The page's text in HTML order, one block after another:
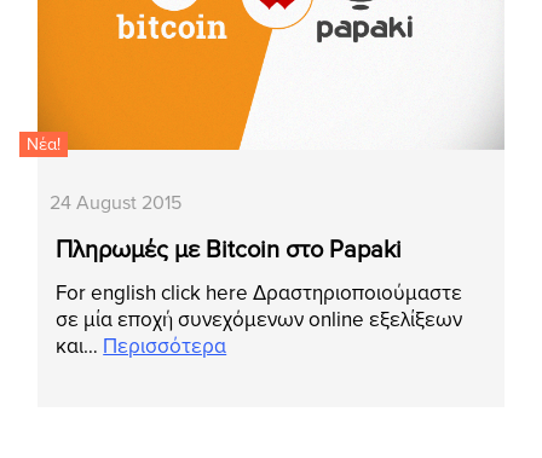
Νέα!
24 August 2015
Πληρωμές με Bitcoin στο Papaki
For english click here Δραστηριοποιούμαστε
σε μία εποχή συνεχόμενων online εξελίξεων
και… Περισσότερα